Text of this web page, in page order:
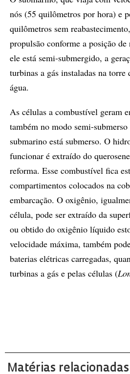
nós (55 quilômetros por hora) e
quilômetros sem
propulsão conforme a posição de
ele está semi-submergido, a
turbinas a gás instaladas na torre
água.
As células a combustível geram
também no modo semi-
submarino está submerso. O
funcionar é extraído do
reforma. Esse combustível fica
compartimentos colocados na
embarcação. O oxigênio,
célula, pode ser extraído da
ou obtido do oxigênio líquido
velocidade máxima, também
baterias elétricas carregadas,
turbinas a gás e pelas células (